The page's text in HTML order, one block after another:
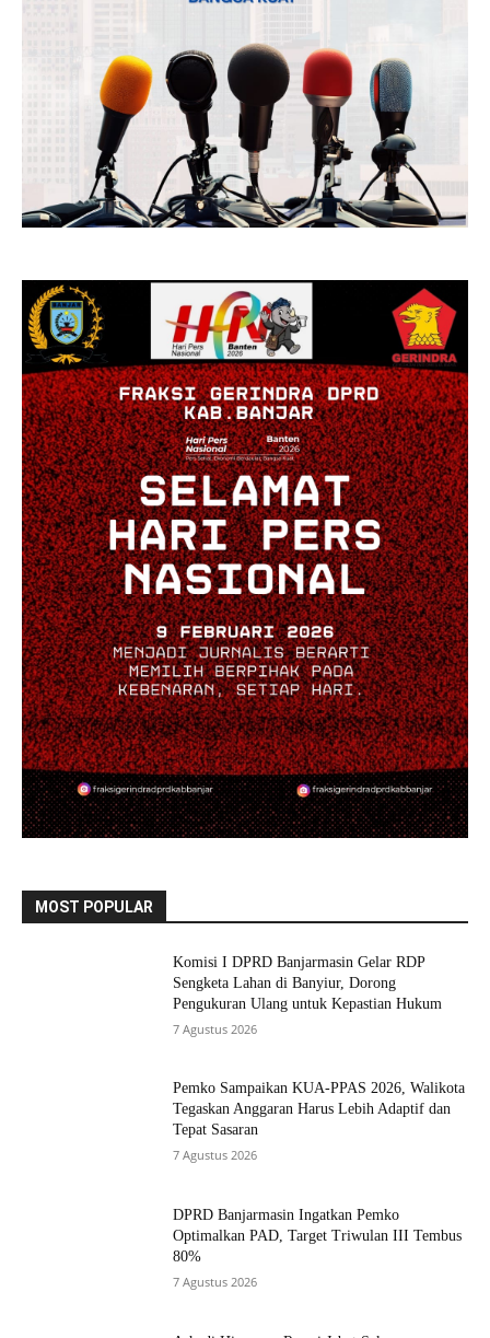
MOST POPULAR
Komisi I DPRD Banjarmasin Gelar RDP
Sengketa Lahan di Banyiur, Dorong
Pengukuran Ulang untuk Kepastian Hukum
7 Agustus 2026
Pemko Sampaikan KUA-PPAS 2026, Walikota
Tegaskan Anggaran Harus Lebih Adaptif dan
Tepat Sasaran
7 Agustus 2026
DPRD Banjarmasin Ingatkan Pemko
Optimalkan PAD, Target Triwulan III Tembus
80%
7 Agustus 2026